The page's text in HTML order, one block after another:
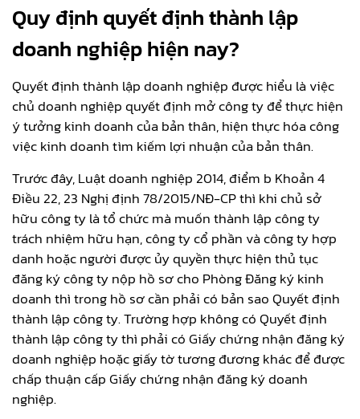
Quy định quyết định thành lập
doanh nghiệp hiện nay?
Quyết định thành lập doanh nghiệp được hiểu là việc
chủ doanh nghiệp quyết định mở công ty để thực hiện
ý tưởng kinh doanh của bản thân, hiện thực hóa công
việc kinh doanh tìm kiếm lợi nhuận của bản thân.
Trước đây, Luật doanh nghiệp 2014, điểm b Khoản 4
Điều 22, 23 Nghị định 78/2015/NĐ-CP thì khi chủ sở
hữu công ty là tổ chức mà muốn thành lập công ty
trách nhiệm hữu hạn, công ty cổ phần và công ty hợp
danh hoặc người được ủy quyền thực hiện thủ tục
đăng ký công ty nộp hồ sơ cho Phòng Đăng ký kinh
doanh thì trong hồ sơ cần phải có bản sao Quyết định
thành lập công ty. Trường hợp không có Quyết định
thành lập công ty thì phải có Giấy chứng nhận đăng ký
doanh nghiệp hoặc giấy tờ tương đương khác để được
chấp thuận cấp Giấy chứng nhận đăng ký doanh
nghiệp.